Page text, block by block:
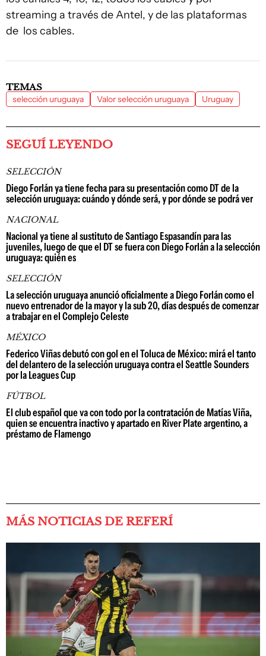
streaming a través de Antel, y de las plataformas
de los cables.
TEMAS
selección uruguaya Valor selección uruguaya Uruguay
SEGUÍ LEYENDO
SELECCIÓN
Diego Forlán ya tiene fecha para su presentación como DT de la
selección uruguaya: cuándo y dónde será, y por dónde se podrá ver
NACIONAL
Nacional ya tiene al sustituto de Santiago Espasandín para las
juveniles, luego de que el DT se fuera con Diego Forlán a la selección
uruguaya: quién es
SELECCIÓN
La selección uruguaya anunció oficialmente a Diego Forlán como el
nuevo entrenador de la mayor y la sub 20, días después de comenzar
a trabajar en el Complejo Celeste
MÉXICO
Federico Viñas debutó con gol en el Toluca de México: mirá el tanto
del delantero de la selección uruguaya contra el Seattle Sounders
por la Leagues Cup
FÚTBOL
El club español que va con todo por la contratación de Matías Viña,
quien se encuentra inactivo y apartado en River Plate argentino, a
préstamo de Flamengo
MÁS NOTICIAS DE REFERÍ